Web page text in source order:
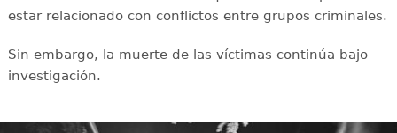
estar relacionado con conflictos entre grupos criminales.
Sin embargo, la muerte de las víctimas continúa bajo
investigación.